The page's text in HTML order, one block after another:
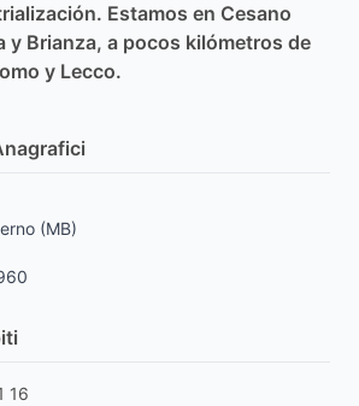
Estamos en Cesano
y Brianza, a pocos kilómetros de
y Lecco.
(MB)
16